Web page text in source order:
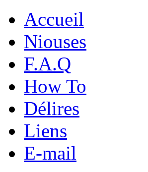
Accueil
Niouses
F.A.Q
How To
Délires
Liens
E-mail